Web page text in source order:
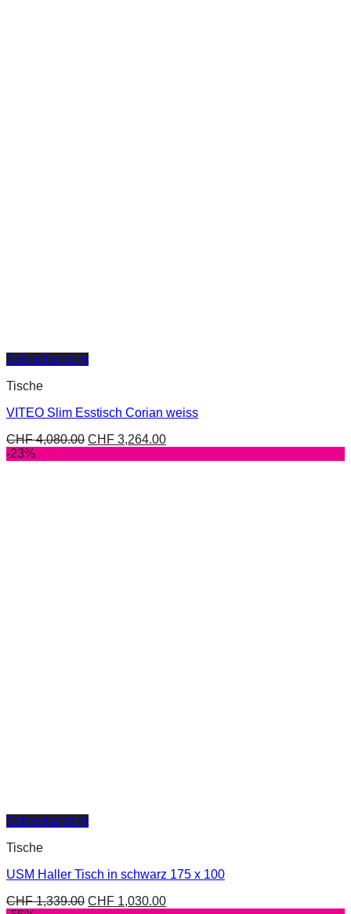
Schnellansicht
Tische
VITEO Slim Esstisch Corian weiss
CHF4,080.00 CHF 3,264.00
-23%
Schnellansicht
Tische
USM Haller Tisch in schwarz 175 x 100
CHF1,339.00 CHF 1,030.00